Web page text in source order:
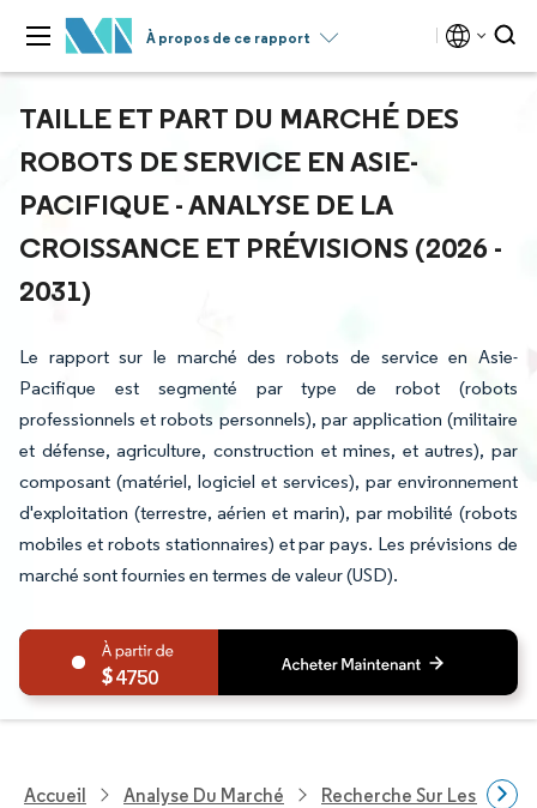
À propos de ce rapport
TAILLE ET PART DU MARCHÉ DES
ROBOTS DE SERVICE EN ASIE-
PACIFIQUE - ANALYSE DE LA
CROISSANCE ET PRÉVISIONS (2026 -
2031)
Le rapport sur le marché des robots de service en Asie-
Pacifique est segmenté par type de robot (robots
professionnels et robots personnels), par application (militaire
et défense, agriculture, construction et mines, et autres), par
composant (matériel, logiciel et services), par environnement
d'exploitation (terrestre, aérien et marin), par mobilité (robots
mobiles et robots stationnaires) et par pays. Les prévisions de
marché sont fournies en termes de valeur (USD).
4750
Accueil Analyse Du Marché Recherche Sur Les